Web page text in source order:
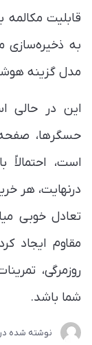
قابلیت
به ذخیره‌سازی
مدل گزینه
این در حالی
است،
تعادل خوبی
مقاوم ایجاد
روزمرگی،
شما باشد.
نوشته شده در